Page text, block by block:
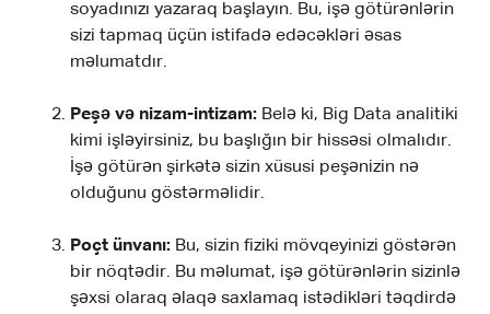
soyadınızı yazaraq başlayın. Bu, işə götürənlərin
sizi tapmaq üçün istifadə edəcəkləri əsas
məlumatdır.
Peşə və nizam-intizam: Belə ki, Big Data analitiki
kimi işləyirsiniz, bu başlığın bir hissəsi olmalıdır.
İşə götürən şirkətə sizin xüsusi peşənizin nə
olduğunu göstərməlidir.
Poçt ünvanı: Bu, sizin fiziki mövqeyinizi göstərən
bir nöqtədir. Bu məlumat, işə götürənlərin sizinlə
şəxsi olaraq əlaqə saxlamaq istədikləri təqdirdə